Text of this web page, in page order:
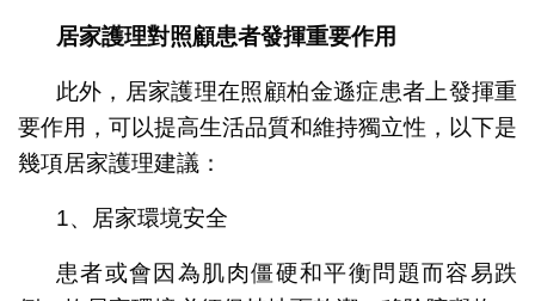
居家護理對照顧患者發揮重要作用
此外，居家護理在照顧柏金遜症患者上發揮重
要作用，可以提高生活品質和維持獨立性，以下是
幾項居家護理建議：
1、居家環境安全
患者或會因為肌肉僵硬和平衡問題而容易跌